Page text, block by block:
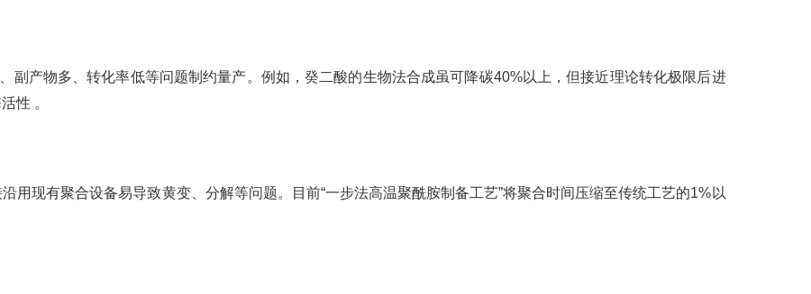
副产物多、转化率低等问题制约量产。例如，癸二酸的生物法合成虽可降碳40%以上，但接近理论转化极限后进
性 。
用现有聚合设备易导致黄变、分解等问题。目前“一步法高温聚酰胺制备工艺”将聚合时间压缩至传统工艺的1%以